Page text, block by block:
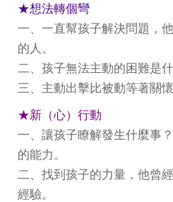
★想法轉個彎
一、一直幫孩子解決問題，
的人。
二、孩子無法主動的困難是
三、主動出擊比被動等著關懷
★新（心）行動
一、讓孩子瞭解發生什麼事
的能力。
二、找到孩子的力量，他曾
經驗。